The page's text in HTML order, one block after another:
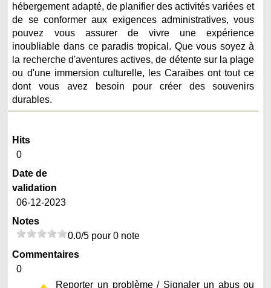
hébergement adapté, de planifier des activités variées et
de se conformer aux exigences administratives, vous
pouvez vous assurer de vivre une expérience
inoubliable dans ce paradis tropical. Que vous soyez à
la recherche d'aventures actives, de détente sur la plage
ou d'une immersion culturelle, les Caraïbes ont tout ce
dont vous avez besoin pour créer des souvenirs
durables.
Hits
0
Date de
validation
06-12-2023
Notes
0.0/5 pour 0 note
Commentaires
0
Reporter un problème / Signaler un abus ou